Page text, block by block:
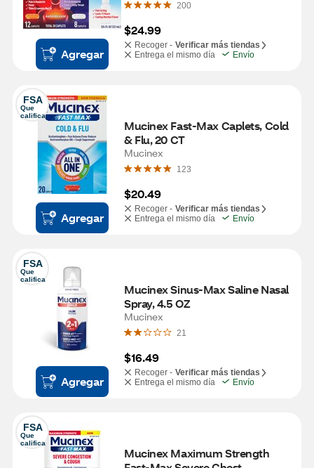
Agregar
200
$24.99
Recoger - Verificar más tiendas
Entrega el mismo día
Envío
FSA
Que
califica
Agregar
Mucinex Fast-Max Caplets, Cold
& Flu, 20 CT
Mucinex
123
$20.49
Recoger - Verificar más tiendas
Entrega el mismo día
Envío
FSA
Que
califica
Agregar
Mucinex Sinus-Max Saline Nasal
Spray, 4.5 OZ
Mucinex
21
$16.49
Recoger - Verificar más tiendas
Entrega el mismo día
Envío
FSA
Que
califica
Mucinex Maximum Strength